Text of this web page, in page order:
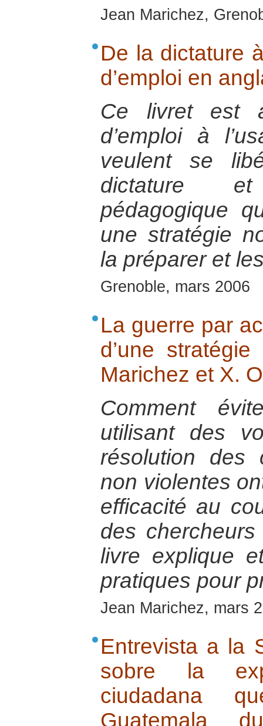
Jean Marichez,
De la dictature
d’emploi en
Ce livret est
d’emploi à
veulent se
dictature
pédagogique
une stratégie
la préparer et
Grenoble, mars 2006
La guerre par
d’une
Marichez et X.
Comment
utilisant des
résolution des
non violentes
efficacité au
des
livre explique
pratiques pour
Jean Marichez, mars
Entrevista a la
sobre la
ciudadana
Guatemala